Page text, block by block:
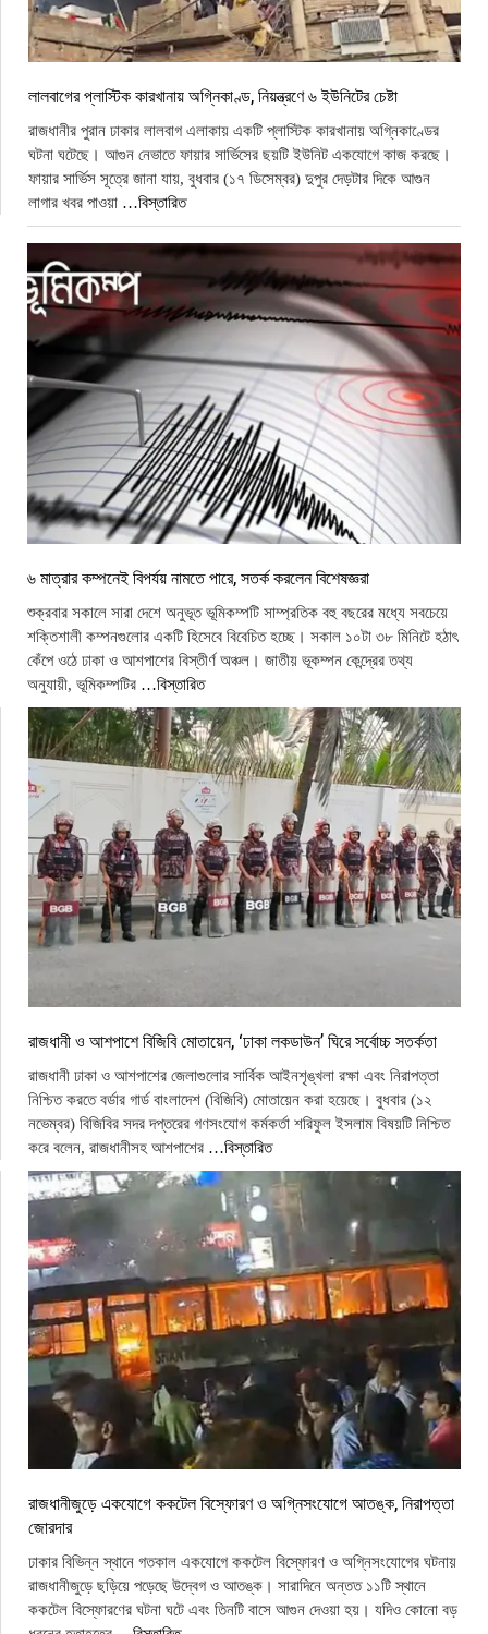
লালবাগের প্লাস্টিক কারখানায় অগ্নিকাণ্ড, নিয়ন্ত্রণে ৬ ইউনিটের চেষ্টা
রাজধানীর পুরান ঢাকার লালবাগ এলাকায় একটি প্লাস্টিক কারখানায় অগ্নিকাণ্ডের
ঘটনা ঘটেছে। আগুন নেভাতে ফায়ার সার্ভিসের ছয়টি ইউনিট একযোগে কাজ করছে।
ফায়ার সার্ভিস সূত্রে জানা যায়, বুধবার (১৭ ডিসেম্বর) দুপুর দেড়টার দিকে আগুন
লাগার খবর পাওয়া …বিস্তারিত
৬ মাত্রার কম্পনেই বিপর্যয় নামতে পারে, সতর্ক করলেন বিশেষজ্ঞরা
শুক্রবার সকালে সারা দেশে অনুভূত ভূমিকম্পটি সাম্প্রতিক বহু বছরের মধ্যে সবচেয়ে
শক্তিশালী কম্পনগুলোর একটি হিসেবে বিবেচিত হচ্ছে। সকাল ১০টা ৩৮ মিনিটে হঠাৎ
কেঁপে ওঠে ঢাকা ও আশপাশের বিস্তীর্ণ অঞ্চল। জাতীয় ভূকম্পন কেন্দ্রের তথ্য
অনুযায়ী, ভূমিকম্পটির …বিস্তারিত
রাজধানী ও আশপাশে বিজিবি মোতায়েন, ‘ঢাকা লকডাউন’ ঘিরে সর্বোচ্চ সতর্কতা
রাজধানী ঢাকা ও আশপাশের জেলাগুলোর সার্বিক আইনশৃঙ্খলা রক্ষা এবং নিরাপত্তা
নিশ্চিত করতে বর্ডার গার্ড বাংলাদেশ (বিজিবি) মোতায়েন করা হয়েছে। বুধবার (১২
নভেম্বর) বিজিবির সদর দপ্তরের গণসংযোগ কর্মকর্তা শরিফুল ইসলাম বিষয়টি নিশ্চিত
করে বলেন, রাজধানীসহ আশপাশের …বিস্তারিত
রাজধানীজুড়ে একযোগে ককটেল বিস্ফোরণ ও অগ্নিসংযোগে আতঙ্ক, নিরাপত্তা
জোরদার
ঢাকার বিভিন্ন স্থানে গতকাল একযোগে ককটেল বিস্ফোরণ ও অগ্নিসংযোগের ঘটনায়
রাজধানীজুড়ে ছড়িয়ে পড়েছে উদ্বেগ ও আতঙ্ক। সারাদিনে অন্তত ১১টি স্থানে
ককটেল বিস্ফোরণের ঘটনা ঘটে এবং তিনটি বাসে আগুন দেওয়া হয়। যদিও কোনো বড়